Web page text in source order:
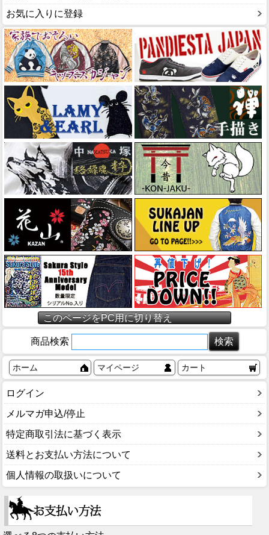
お気に入りに登録
このページをPC用に切り替え
商品検索
ホーム マイページ カート
ログイン
メルマガ申込/停止
特定商取引法に基づく表示
送料とお支払い方法について
個人情報の取扱いについて